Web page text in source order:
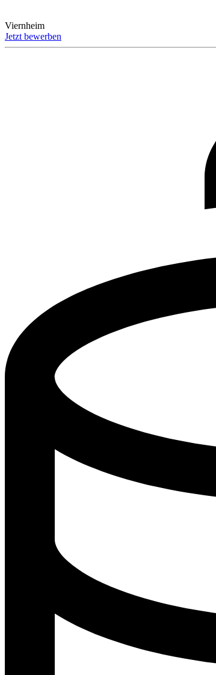
Viernheim
Jetzt bewerben